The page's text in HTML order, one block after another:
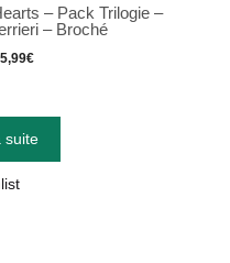
– Pack Trilogie –
– Broché
€
suite